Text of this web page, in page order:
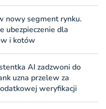
nowy segment rynku.
ubezpieczenie dla
i kotów
AI zadzwoni do
uzna przelew za
weryfikacji